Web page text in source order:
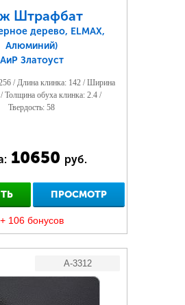
Штрафбат
дерево, ELMAX,
Алюминий)
АиР Златоуст
/ Длина клинка: 142 / Ширина
Толщина обуха клинка: 2.4 /
Твердость: 58
10650 руб.
ПРОСМОТР
+ 106 бонусов
A-3312